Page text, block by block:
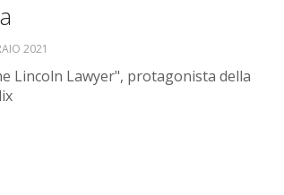
2021
Lincoln Lawyer", protagonista della